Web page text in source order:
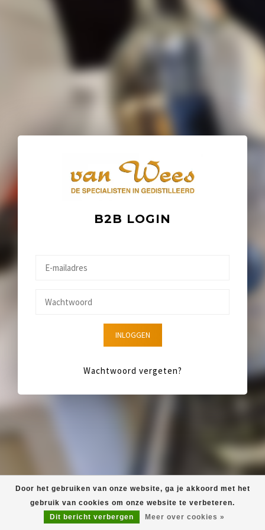
B2B LOGIN
INLOGGEN
Wachtwoord vergeten?
Door het gebruiken van onze website, ga je akkoord met het
gebruik van cookies om onze website te verbeteren.
Dit bericht verbergen
Meer over cookies »